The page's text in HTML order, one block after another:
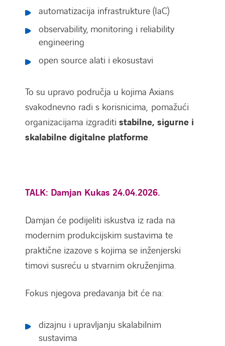
automatizacija infrastrukture (IaC)
observability, monitoring i reliability
engineering
open source alati i ekosustavi
To su upravo područja u kojima Axians
svakodnevno radi s korisnicima, pomažući
organizacijama izgraditi stabilne, sigurne i
skalabilne digitalne platforme.
TALK: Damjan Kukas 24.04.2026.
Damjan će podijeliti iskustva iz rada na
modernim produkcijskim sustavima te
praktične izazove s kojima se inženjerski
timovi susreću u stvarnim okruženjima.
Fokus njegova predavanja bit će na:
dizajnu i upravljanju skalabilnim
sustavima